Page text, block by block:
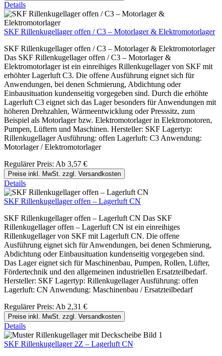
Details
SKF Rillenkugellager offen / C3 – Motorlager & Elektromotorlager
SKF Rillenkugellager offen / C3 – Motorlager & Elektromotorlager
Das SKF Rillenkugellager offen / C3 – Motorlager &
Elektromotorlager ist ein einreihiges Rillenkugellager von SKF mit
erhöhter Lagerluft C3. Die offene Ausführung eignet sich für
Anwendungen, bei denen Schmierung, Abdichtung oder
Einbausituation kundenseitig vorgegeben sind. Durch die erhöhte
Lagerluft C3 eignet sich das Lager besonders für Anwendungen mit
höheren Drehzahlen, Wärmeentwicklung oder Presssitz, zum
Beispiel als Motorlager bzw. Elektromotorlager in Elektromotoren,
Pumpen, Lüftern und Maschinen. Hersteller: SKF Lagertyp:
Rillenkugellager Ausführung: offen Lagerluft: C3 Anwendung:
Motorlager / Elektromotorlager
Regulärer Preis: Ab 3,57 €
Preise inkl. MwSt. zzgl. Versandkosten
Details
SKF Rillenkugellager offen – Lagerluft CN
SKF Rillenkugellager offen – Lagerluft CN Das SKF
Rillenkugellager offen – Lagerluft CN ist ein einreihiges
Rillenkugellager von SKF mit Lagerluft CN. Die offene
Ausführung eignet sich für Anwendungen, bei denen Schmierung,
Abdichtung oder Einbausituation kundenseitig vorgegeben sind.
Das Lager eignet sich für Maschinenbau, Pumpen, Rollen, Lüfter,
Fördertechnik und den allgemeinen industriellen Ersatzteilbedarf.
Hersteller: SKF Lagertyp: Rillenkugellager Ausführung: offen
Lagerluft: CN Anwendung: Maschinenbau / Ersatzteilbedarf
Regulärer Preis: Ab 2,31 €
Preise inkl. MwSt. zzgl. Versandkosten
Details
SKF Rillenkugellager 2Z – Lagerluft CN